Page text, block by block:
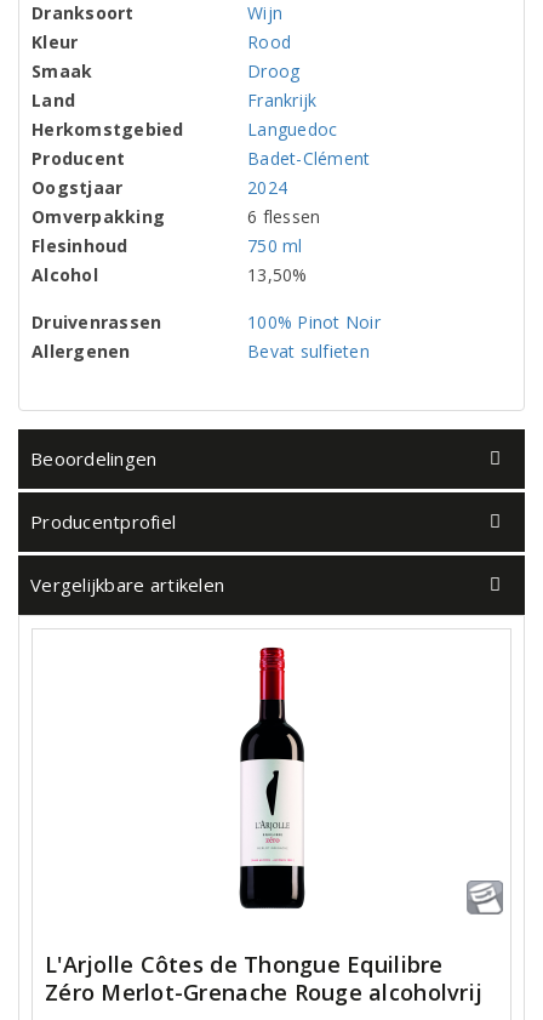
Dranksoort
Wijn
Kleur
Rood
Smaak
Droog
Land
Frankrijk
Herkomstgebied
Languedoc
Producent
Badet-Clément
Oogstjaar
2024
Omverpakking
6 flessen
Flesinhoud
750 ml
Alcohol
13,50%
Druivenrassen
100% Pinot Noir
Allergenen
Bevat sulfieten
Beoordelingen
Producentprofiel
Vergelijkbare artikelen
L'Arjolle Côtes de Thongue Equilibre
Zéro Merlot-Grenache Rouge alcoholvrij